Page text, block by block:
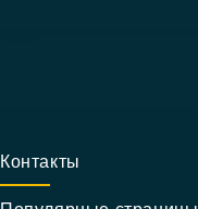
Контакты